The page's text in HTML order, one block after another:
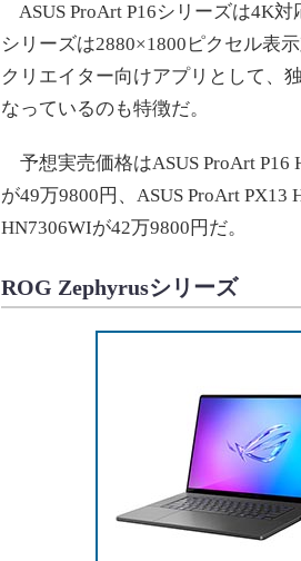
ASUS ProArt P16シリーズは4K対
シリーズは2880×1800ピクセル表
クリエイター向けアプリとして、
なっているのも特徴だ。
予想実売価格はASUS ProArt P16
が49万9800円、ASUS ProArt PX13
HN7306WIが42万9800円だ。
ROG Zephyrusシリーズ